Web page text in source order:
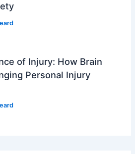
of Injury: How Brain
Personal Injury